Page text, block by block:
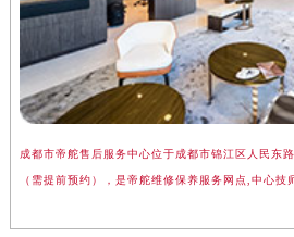
成都市帝舵售后服务中心位于成都市锦江区人民东
（需提前预约），是帝舵维修保养服务网点,中心技